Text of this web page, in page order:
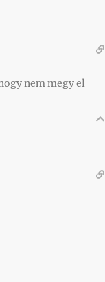
nem megy el